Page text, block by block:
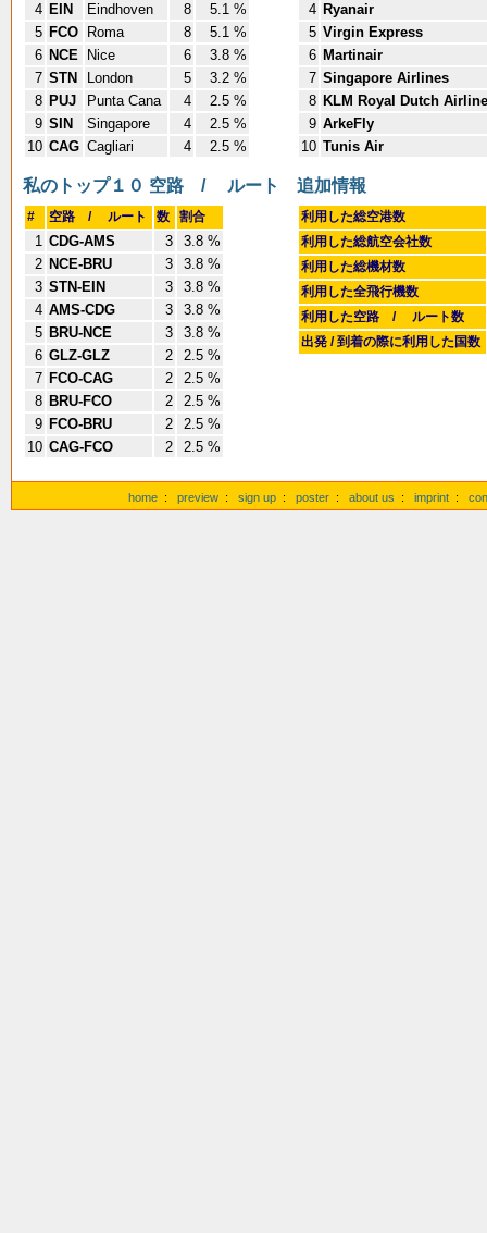
4 EIN Eindhoven 8
5.1 %
5 FCO Roma 8
5.1 %
6 NCE Nice 6
3.8 %
7 STN London 5
3.2 %
8 PUJ Punta Cana 4
2.5 %
9 SIN Singapore 4
2.5 %
10 CAG Cagliari 4 2.5 %
4 Ryanair
5 Virgin Express
6 Martinair
7 Singapore Airlines
8 KLM Royal Dutch
9 ArkeFly
10 Tunis Air
私のトップ１０ 空路 / ルート
# 空路 / ルート 数 割合
1 CDG-AMS 3
3.8 %
2 NCE-BRU 3
3.8 %
3 STN-EIN 3
3.8 %
4 AMS-CDG 3
3.8 %
5 BRU-NCE 3
3.8 %
6 GLZ-GLZ 2
2.5 %
7 FCO-CAG 2
2.5 %
8 BRU-FCO 2
2.5 %
9 FCO-BRU 2
2.5 %
10 CAG-FCO 2 2.5 %
追加情報
利用した総空港数
利用した総航空会社数
利用した総機材数
利用した全飛行機数
利用した空路 / ルート数
出発 / 到着の際に利用した国数
home : preview : sign up : poster : about us : imprint :